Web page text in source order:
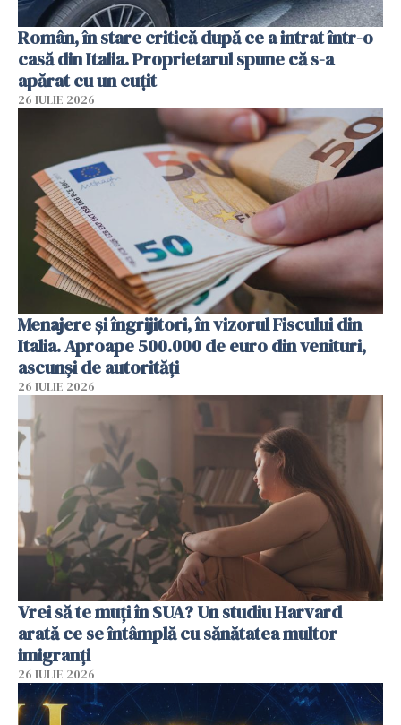
Român, în stare critică după ce a intrat într-o
casă din Italia. Proprietarul spune că s-a
apărat cu un cuțit
26 IULIE 2026
Menajere și îngrijitori, în vizorul Fiscului din
Italia. Aproape 500.000 de euro din venituri,
ascunși de autorități
26 IULIE 2026
Vrei să te muți în SUA? Un studiu Harvard
arată ce se întâmplă cu sănătatea multor
imigranți
26 IULIE 2026